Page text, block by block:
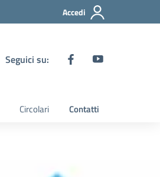
Accedi
Seguici su:
Circolari Contatti